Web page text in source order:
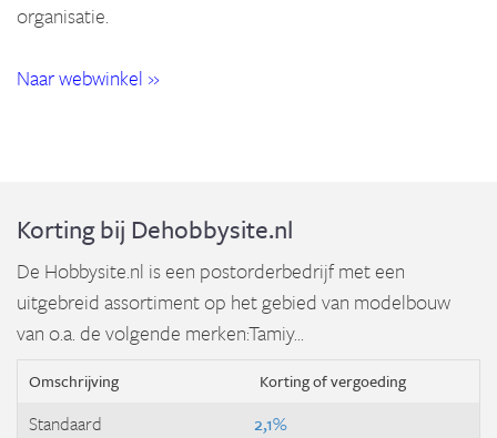
organisatie.
Naar webwinkel »
Korting bij Dehobbysite.nl
De Hobbysite.nl is een postorderbedrijf met een
uitgebreid assortiment op het gebied van modelbouw
van o.a. de volgende merken:Tamiy...
Omschrijving Korting of vergoeding
Standaard 2,1%